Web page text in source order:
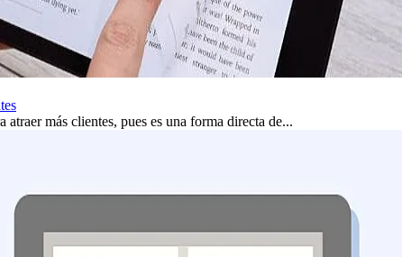
más clientes, pues es una forma directa de...